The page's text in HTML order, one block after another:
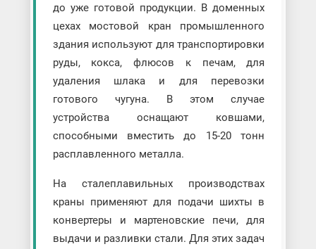
до уже готовой продукции. В доменных
цехах мостовой кран промышленного
здания используют для транспортировки
руды, кокса, флюсов к печам, для
удаления шлака и для перевозки
готового чугуна. В этом случае
устройства оснащают ковшами,
способными вместить до 15-20 тонн
расплавленного металла.
На сталеплавильных производствах
краны применяют для подачи шихты в
конвертеры и мартеновские печи, для
выдачи и разливки стали. Для этих задач